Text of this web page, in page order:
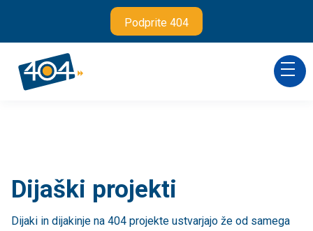
Podprite 404
Dijaški projekti
Dijaki in dijakinje na 404 projekte ustvarjajo že od samega